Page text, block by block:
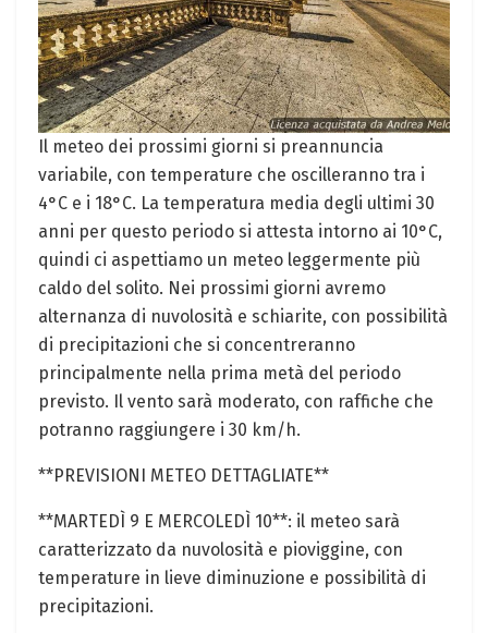
Il meteo dei prossimi giorni si preannuncia
variabile, con temperature che oscilleranno tra i
4°C e i 18°C. La temperatura media degli ultimi 30
anni per questo periodo si attesta intorno ai 10°C,
quindi ci aspettiamo un meteo leggermente più
caldo del solito. Nei prossimi giorni avremo
alternanza di nuvolosità e schiarite, con possibilità
di precipitazioni che si concentreranno
principalmente nella prima metà del periodo
previsto. Il vento sarà moderato, con raffiche che
potranno raggiungere i 30 km/h.
**PREVISIONI METEO DETTAGLIATE**
**MARTEDÌ 9 E MERCOLEDÌ 10**: il meteo sarà
caratterizzato da nuvolosità e pioviggine, con
temperature in lieve diminuzione e possibilità di
precipitazioni.